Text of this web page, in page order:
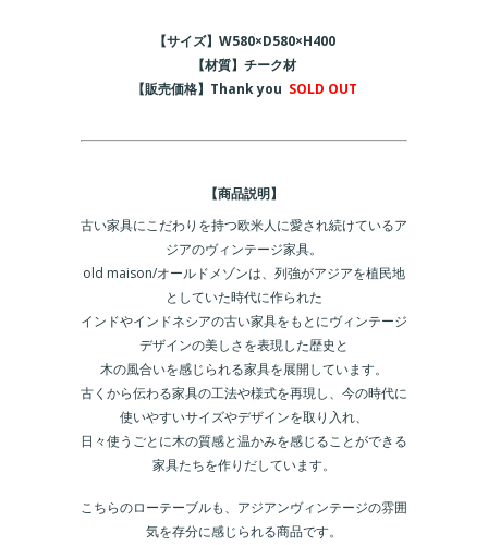
【サイズ】W580×D580×H400
【材質】チーク材
【販売価格】Thank you SOLD OUT
【商品説明】
古い家具にこだわりを持つ欧米人に愛され続けているア
ジアのヴィンテージ家具。
old maison/オールドメゾンは、列強がアジアを植民地
としていた時代に作られた
インドやインドネシアの古い家具をもとにヴィンテージ
デザインの美しさを表現した歴史と
木の風合いを感じられる家具を展開しています。
古くから伝わる家具の工法や様式を再現し、今の時代に
使いやすいサイズやデザインを取り入れ、
日々使うごとに木の質感と温かみを感じることができる
家具たちを作りだしています。
こちらのローテーブルも、アジアンヴィンテージの雰囲
気を存分に感じられる商品です。